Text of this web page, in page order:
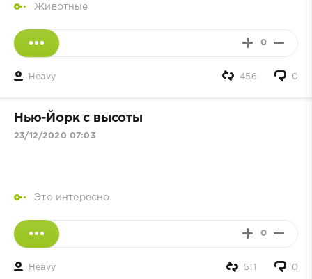
Животные
0
Heavy 0
456
Нью-Йорк с высоты
23/12/2020 07:03
Это интересно
0
Heavy 0
511